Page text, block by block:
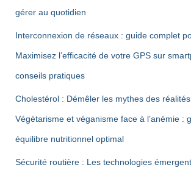
gérer au quotidien
Interconnexion de réseaux : guide complet
Maximisez l’efficacité de votre GPS sur
conseils pratiques
Cholestérol : Démêler les mythes des
Végétarisme et véganisme face à l’anémie :
équilibre nutritionnel optimal
Sécurité routière : Les technologies